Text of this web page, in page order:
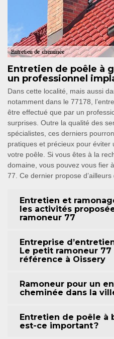
Entretien de poêle à
un professionnel
Dans cette localité, mais aussi
notamment dans le 77178,
être effectué que par un
surprises. Outre la qualité des
spécialistes, ces derniers
pratiques et précieux pour
votre poêle. Si vous êtes à la
domaine, vous pouvez vous fier
77. Ce dernier propose
Entretien et
les activités
ramoneur 77
Entreprise
Le petit ramoneur 77
référence à Oissery
Ramoneur pour un
cheminée dans la
Entretien de poêle à
est-ce important ?